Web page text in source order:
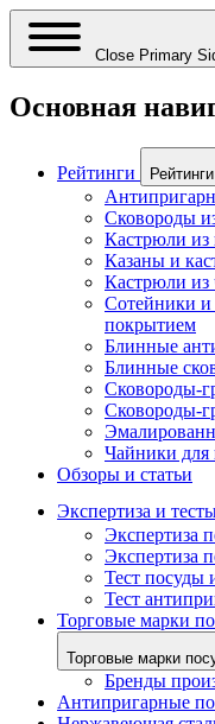
Close Primary
Основная
Рейтинги
Сковороды
Кастрюли из
Казаны и
Кастрюли из
Сотейники
покрытием
Блинные
Блинные
Сковороды-
Сковороды-
Чайники для
Обзоры и статьи
Экспертиза и
Экспертиза
Экспертиза
Тест посуды
Тест
Торговые марки
Торговые марки
Бренды
Антипригарные